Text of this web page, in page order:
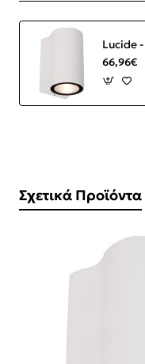
66,96€
Σχετικά Προϊόντα